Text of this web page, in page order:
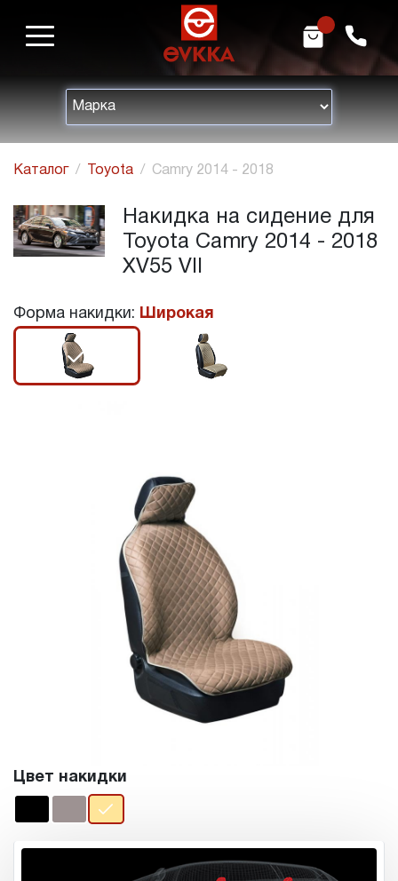
h m
Каталог Toyota Camry 2014 - 2018
Накидка на сидение для
Toyota Camry 2014 - 2018
XV55 VII
Форма накидки: Широкая
r
Цвет накидки